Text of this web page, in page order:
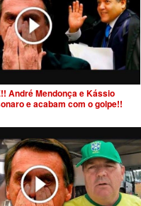
André Mendonça e Kássio
e acabam com o golpe!!